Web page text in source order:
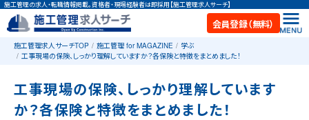
施工管理の求人・転職情報掲載。資格者・現場経験者は即採用【施工管理求人サーチ】
会員登録（無料）
施工管理求人サーチTOP 施工管理 for MAGAZINE
学ぶ
工事現場の保険、しっかり理解していますか？各保険と特徴をまとめました！
工事現場の保険、しっかり理解しています
か？各保険と特徴をまとめました！